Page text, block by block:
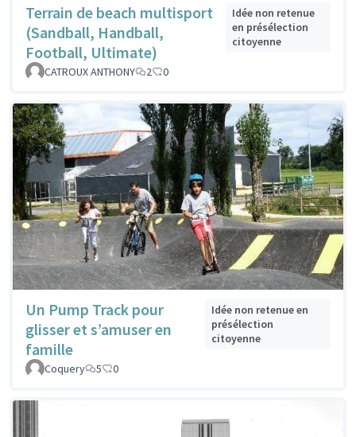
Terrain de beach multisport
(Sandball, Handball,
Football, Ultimate)
Idée non retenue
en présélection
citoyenne
CATROUX ANTHONY 2 0
Un Pump Track pour
glisser et s’amuser en
famille
Idée non retenue en
présélection
citoyenne
Coquery 5 0